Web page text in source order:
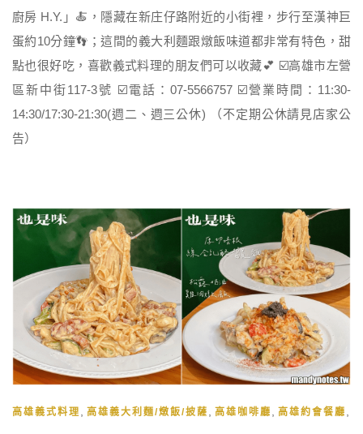
廚房 H.Y.」🍝，隱藏在新庄仔路附近的小街裡，步行至漢神巨
蛋約10分鐘👣；這間的義大利麵跟燉飯味道都非常有特色，甜
點也很好吃，喜歡義式料理的朋友們可以收藏💕 ☑️高雄市左營
區新中街117-3號 ☑️電話：07-5566757 ☑️營業時間：11:30-
14:30/17:30-21:30(週二、週三公休) （不定期公休請見店家公
告）
高雄義式料理 , 高雄義大利麵/燉飯/披薩 , 高雄咖啡廳 , 高雄約會餐廳 ,